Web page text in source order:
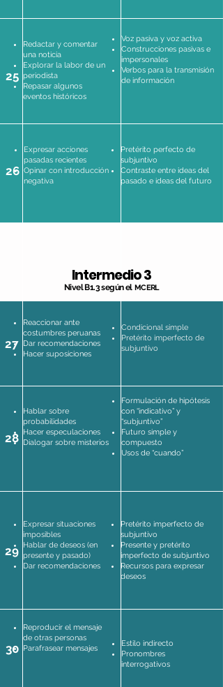
27
Reaccionar ante
costumbres peruanas
Dar recomendaciones
Hacer suposiciones
Condicional simple
Pretérito imperfecto de
subjuntivo
28
Hablar sobre
probabilidades
Hacer especulaciones
Dialogar sobre misterios
Formulación de hipótesis
con “indicativo” y
“subjuntivo”
Futuro simple y
compuesto
Usos de “cuando”
29
Expresar situaciones
imposibles
Hablar de deseos (en
presente y pasado)
Dar recomendaciones
Pretérito imperfecto de
subjuntivo
Presente y pretérito
imperfecto de subjuntivo
Recursos para expresar
deseos
30
Reproducir el mensaje
de otras personas
Parafrasear mensajes
Estilo indirecto
Pronombres
interrogativos
Redactar y comentar
una noticia
Explorar la labor de un
periodista
Repasar algunos
eventos históricos
25
Voz pasiva y voz activa
Construcciones pasivas e
impersonales
Verbos para la transmisión
de información
Expresar acciones
pasadas recientes
Opinar con introducción
negativa
26
Pretérito perfecto de
subjuntivo
Contraste entre ideas del
pasado e ideas del futuro
Intermedio 3
Nivel B1.3 según el MCERL